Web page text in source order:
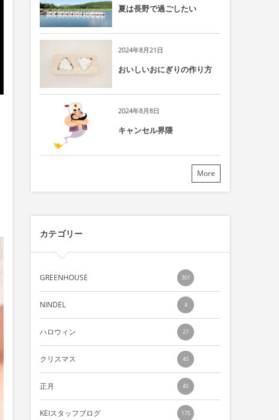
夏は長野で過ごしたい
2024年8月21日
おいしいおにぎりの作り方
2024年8月8日
キャンセル界隈
More
カテゴリー
GREENHOUSE 301
NINDEL 4
ハロウィン 27
クリスマス 40
正月 45
KEIスタッフブログ 175